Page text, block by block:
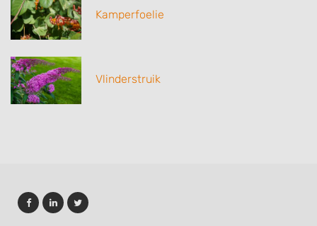
Kamperfoelie
Vlinderstruik